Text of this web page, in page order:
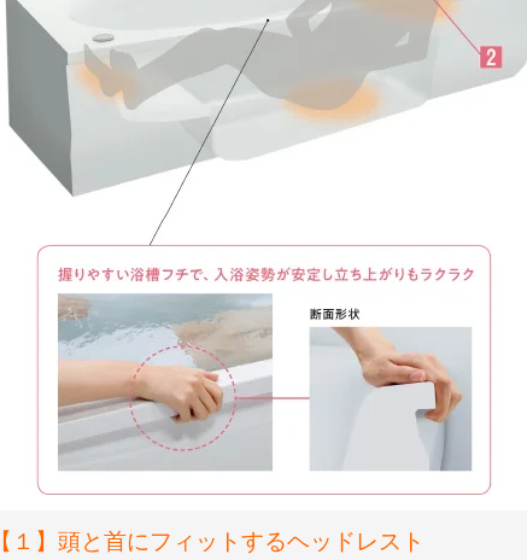
【１】頭と首にフィットするヘッドレスト